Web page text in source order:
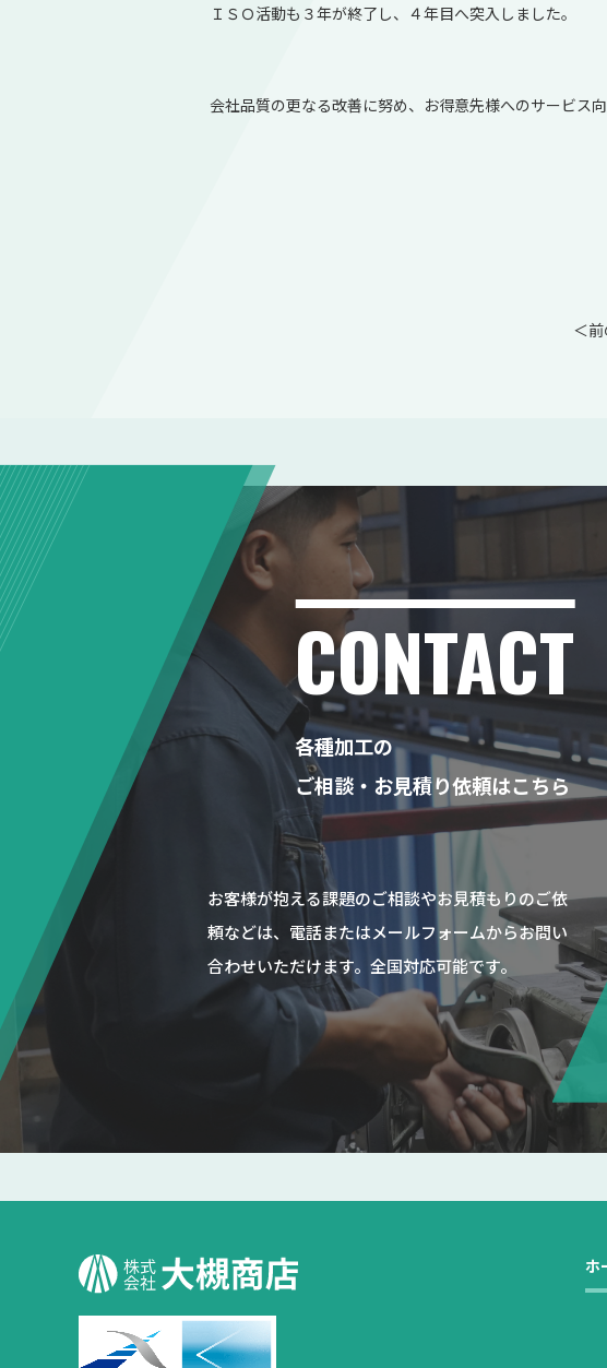
ＩＳＯ活動も３年が終了し、４年目へ突入しました。
会社品質の更なる改善に努め、お得意先様へのサービス
＜
CONTACT
各種加工の
ご相談・お見積り依頼はこちら
お客様が抱える課題のご相談やお見積もりのご依
頼などは、電話またはメールフォームからお問い
合わせいただけます。全国対応可能です。
ホ